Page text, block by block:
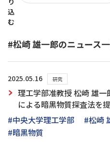
込
む
#松崎 雄一郎のニュース
2025.05.16 研究
理工学部准教授 松崎 雄
による暗黒物質探査法を
#中央大学理工学部
#松崎
#暗黒物質